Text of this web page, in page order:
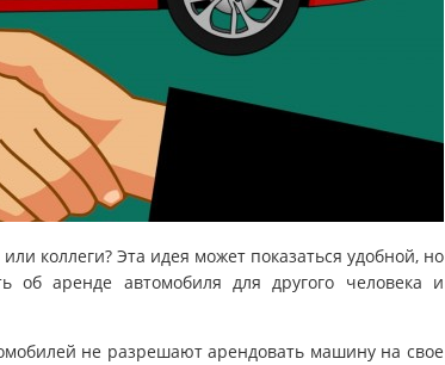
коллеги? Эта идея может показаться удобной, но
об аренде автомобиля для другого человека и
не разрешают арендовать машину на свое